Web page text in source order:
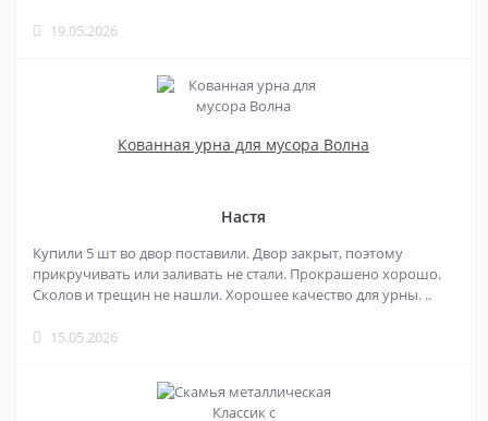
19.05.2026
Кованная урна для мусора Волна
Настя
Купили 5 шт во двор поставили. Двор закрыт, поэтому
прикручивать или заливать не стали. Прокрашено хорошо.
Сколов и трещин не нашли. Хорошее качество для урны. ..
15.05.2026